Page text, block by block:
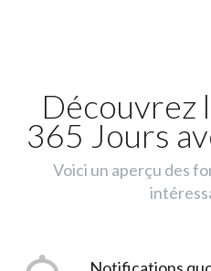
Découvrez
365 Jours
Voici un aperçu des
Notifications